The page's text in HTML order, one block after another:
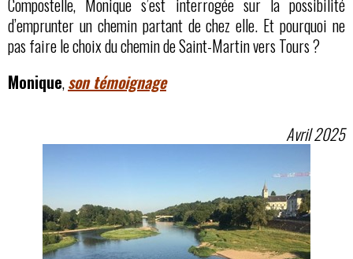
Compostelle, Monique s’est interrogée sur la possibilité
d’emprunter un chemin partant de chez elle. Et pourquoi ne
pas faire le choix du chemin de Saint-Martin vers Tours ?
Monique,son témoignage
Avril 2025